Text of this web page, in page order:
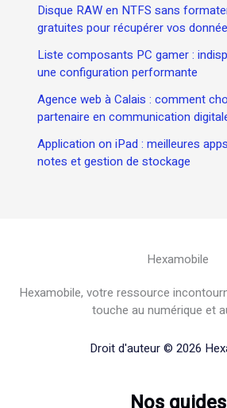
Disque RAW en NTFS sans
gratuites pour récupérer vos
Liste composants PC gamer :
une configuration performante
Agence web à Calais : comment
partenaire en communication
Application on iPad : meilleures
notes et gestion de stockage
Hexamobile
Hexamobile, votre ressource
touche au numérique et
Droit d'auteur © 2026